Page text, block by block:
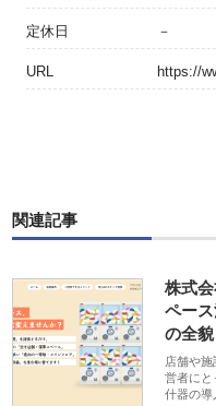
定休日 －
URL https://
関連記事
株式
ペー
の全貌
店舗や
営者にと
什器の導